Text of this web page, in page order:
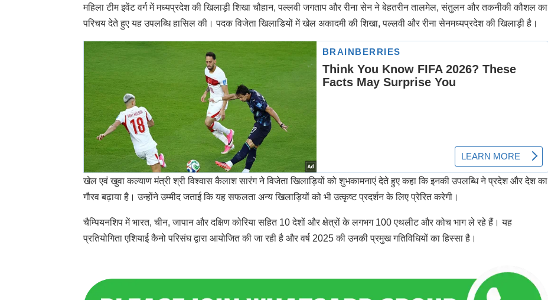
महिला टीम इवेंट वर्ग में मध्यप्रदेश की खिलाड़ी शिखा चौहान, पल्लवी जगताप और रीना सेन ने बेहतरीन तालमेल, संतुलन और तकनीकी कौशल का
परिचय देते हुए यह उपलब्धि हासिल की। पदक विजेता खिलाडियों में खेल अकादमी की शिखा, पल्लवी और रीना सेन‌मध्यप्रदेश की खिलाड़ी है।
खेल एवं खुवा कल्याण मंत्री श्री विश्वास कैलाश सारंग ने विजेता खिलाड़ियों को शुभकामनाएं देते हुए कहा कि इनकी उपलब्धि ने प्रदेश और देश का
गौरव बढ़ाया है। उन्होंने उम्मीद जताई कि यह सफलता अन्य खिलाड़ियों को भी उत्कृष्ट प्रदर्शन के लिए प्रेरित करेगी।
चैम्पियनशिप में भारत, चीन, जापान और दक्षिण कोरिया सहित 10 देशों और क्षेत्रों के लगभग 100 एथलीट और कोच भाग ले रहे हैं। यह
प्रतियोगिता एशियाई कैनो परिसंघ द्वारा आयोजित की जा रही है और वर्ष 2025 की उनकी प्रमुख गतिविधियों का हिस्सा है।